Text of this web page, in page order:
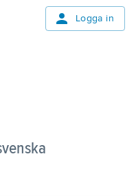
Logga in